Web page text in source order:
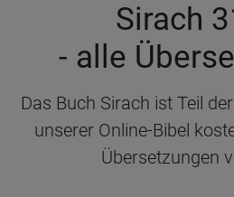
Sirach
- alle
Das Buch Sirach ist Teil
unserer Online-Bibel
Übersetzungen